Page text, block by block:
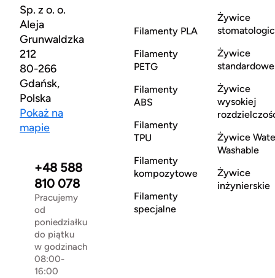
Sp. z o. o.
Aleja
Grunwaldzka
212
80-266
Gdańsk,
Polska
Pokaż na
mapie
+48 588
810 078
Pracujemy
od
poniedziałku
do piątku
w godzinach
08:00-
16:00
Filamenty PLA
Filamenty
PETG
Filamenty
ABS
Filamenty
TPU
Filamenty
kompozytowe
Filamenty
specjalne
Żywice
Żywice
standardowe
Żywice
wysokiej
Żywice
Washable
Żywice
inżynierskie